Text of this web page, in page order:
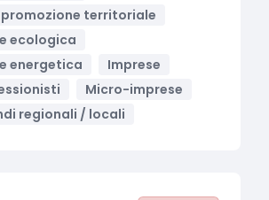
promozione territoriale
ecologica
energetica
Imprese
Micro-imprese
regionali / locali